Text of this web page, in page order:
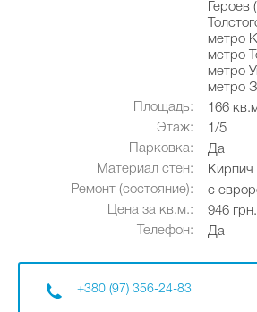
метро
метро
метро
метро
Площадь:
166
Этаж:
1/5
Парковка:
Да
Материал стен:
Кирпич
Ремонт (состояние):
с
Цена за кв.м.:
946 грн.
Телефон:
Да
+380 (97) 356-24-83